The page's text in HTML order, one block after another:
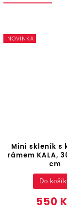
NOVINKA
Mini skleník s
rámem KALA,
cm
550
Do